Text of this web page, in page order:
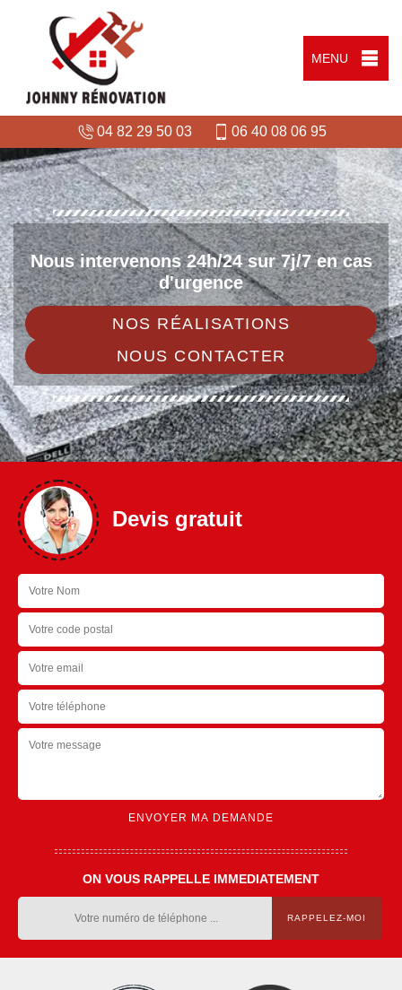
MENU
04 82 29 50 03 06 40 08 06 95
Nous intervenons 24h/24 sur 7j/7 en cas
d'urgence
NOS RÉALISATIONS
NOUS CONTACTER
Devis gratuit
ON VOUS RAPPELLE IMMEDIATEMENT